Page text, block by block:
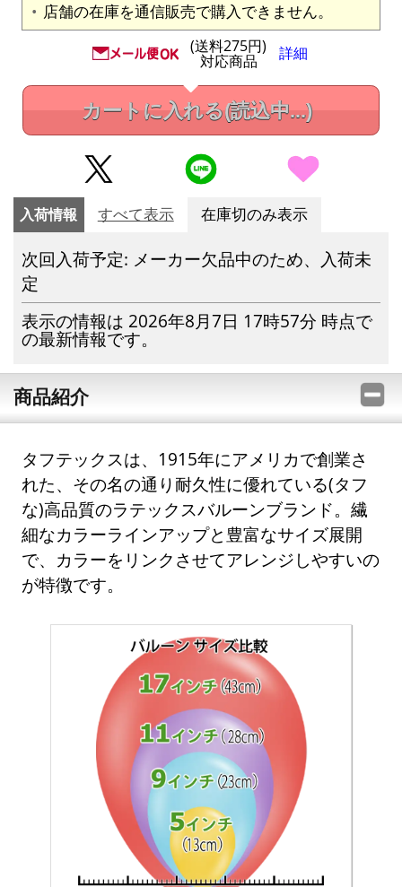
店舗の在庫を通信販売で購入できません。
(送料275円)
対応商品 詳細
カートに入れる(読込中...)
入荷情報 すべて表示 在庫切のみ表示
次回入荷予定: メーカー欠品中のため、入荷未
定
表示の情報は 2026年8月7日 17時57分 時点で
の最新情報です。
商品紹介
タフテックスは、1915年にアメリカで創業さ
れた、その名の通り耐久性に優れている(タフ
な)高品質のラテックスバルーンブランド。繊
細なカラーラインアップと豊富なサイズ展開
で、カラーをリンクさせてアレンジしやすいの
が特徴です。